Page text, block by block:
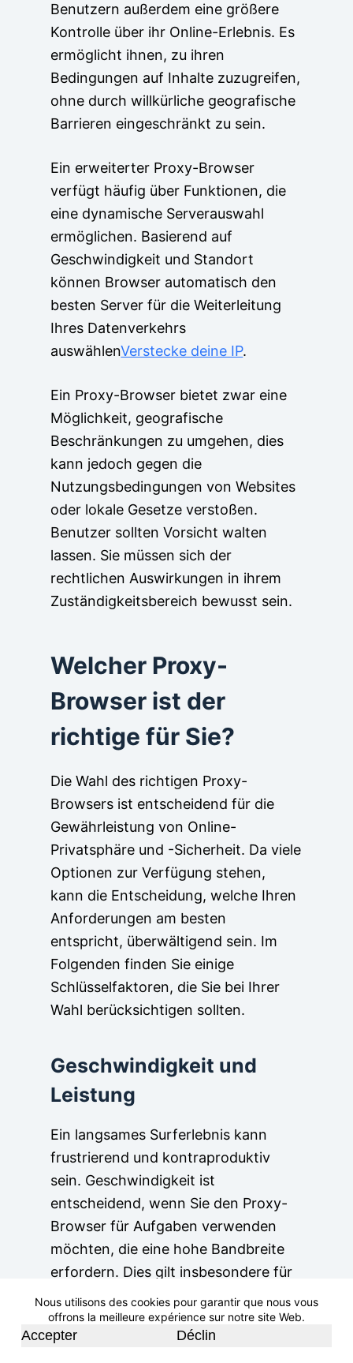
Nous utilisons des cookies pour garantir que nous vous
offrons la meilleure expérience sur notre site Web.
Accepter Déclin
Benutzern außerdem eine größere
Kontrolle über ihr Online-Erlebnis. Es
ermöglicht ihnen, zu ihren
Bedingungen auf Inhalte zuzugreifen,
ohne durch willkürliche geografische
Barrieren eingeschränkt zu sein.
Ein erweiterter Proxy-Browser
verfügt häufig über Funktionen, die
eine dynamische Serverauswahl
ermöglichen. Basierend auf
Geschwindigkeit und Standort
können Browser automatisch den
besten Server für die Weiterleitung
Ihres Datenverkehrs
auswählenVerstecke deine IP.
Ein Proxy-Browser bietet zwar eine
Möglichkeit, geografische
Beschränkungen zu umgehen, dies
kann jedoch gegen die
Nutzungsbedingungen von Websites
oder lokale Gesetze verstoßen.
Benutzer sollten Vorsicht walten
lassen. Sie müssen sich der
rechtlichen Auswirkungen in ihrem
Zuständigkeitsbereich bewusst sein.
Welcher Proxy-
Browser ist der
richtige für Sie?
Die Wahl des richtigen Proxy-
Browsers ist entscheidend für die
Gewährleistung von Online-
Privatsphäre und -Sicherheit. Da viele
Optionen zur Verfügung stehen,
kann die Entscheidung, welche Ihren
Anforderungen am besten
entspricht, überwältigend sein. Im
Folgenden finden Sie einige
Schlüsselfaktoren, die Sie bei Ihrer
Wahl berücksichtigen sollten.
Geschwindigkeit und
Leistung
Ein langsames Surferlebnis kann
frustrierend und kontraproduktiv
sein. Geschwindigkeit ist
entscheidend, wenn Sie den Proxy-
Browser für Aufgaben verwenden
möchten, die eine hohe Bandbreite
erfordern. Dies gilt insbesondere für
Benutzer, die häufig große Dateien
streamen oder herunterladen.